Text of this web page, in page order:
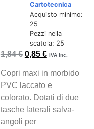
Cartotecnica
Acquisto minimo:
25
Pezzi nella
scatola: 25
1,84€ 0,85 € IVA inc.
Copri maxi in morbido
PVC laccato e
colorato. Dotati di due
tasche laterali salva-
angoli per